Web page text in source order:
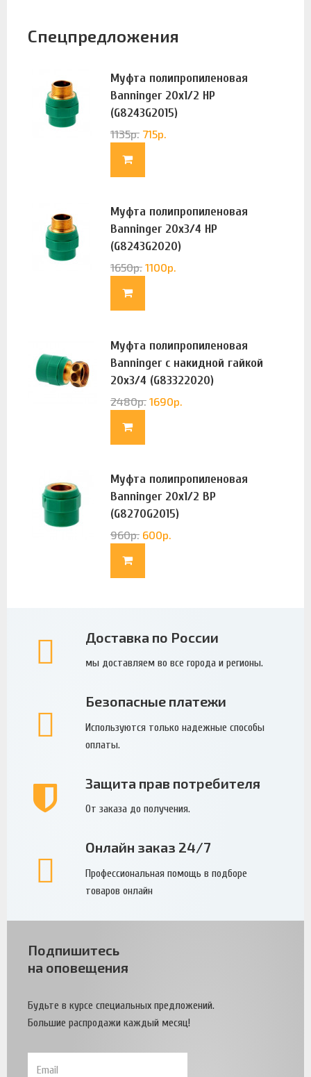
Спецпредложения
Муфта полипропиленовая
Banninger 20х1/2 НР
(G8243G2015)
1135р. 715р.
Муфта полипропиленовая
Banninger 20х3/4 НР
(G8243G2020)
1650р. 1100р.
Муфта полипропиленовая
Banninger с накидной гайкой
20х3/4 (G83322020)
2480р. 1690р.
Муфта полипропиленовая
Banninger 20х1/2 ВР
(G8270G2015)
960р. 600р.
Доставка по России
мы доставляем во все города и регионы.
Безопасные платежи
Используются только надежные способы
оплаты.
Защита прав потребителя
От заказа до получения.
Онлайн заказ 24/7
Профессиональная помощь в подборе
товаров онлайн
Подпишитесь
на оповещения
Будьте в курсе специальных предложений.
Большие распродажи каждый месяц!